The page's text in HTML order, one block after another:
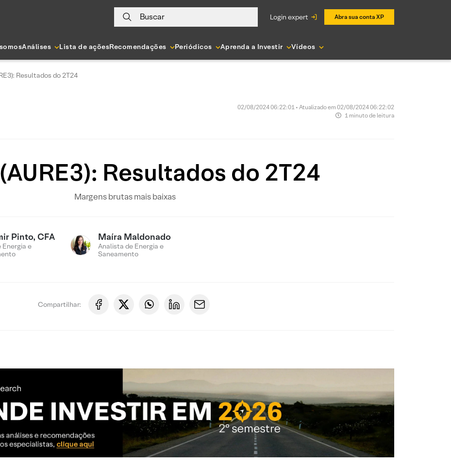
Buscar login expert Abra sua conta XP
Análises Lista de açõesRecomendações Periódicos Aprenda a Investir Vídeos
Resultados do 2T24
02/08/2024 06:22:01 • Atualizado em 02/08/2024 06:22:02
1 minuto de leitura
Resultados do 2T24
Margens brutas mais baixas
Pinto, CFA
Energia e
Maíra Maldonado
Analista de Energia e
Saneamento
Compartilhar: